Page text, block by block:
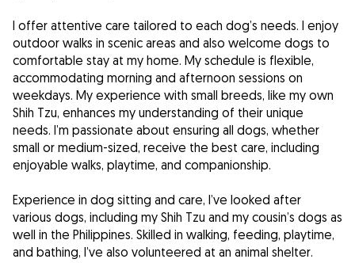
I offer attentive care tailored to each dog’s needs. I enjoy
outdoor walks in scenic areas and also welcome dogs to
comfortable stay at my home. My schedule is flexible,
accommodating morning and afternoon sessions on
weekdays. My experience with small breeds, like my own
Shih Tzu, enhances my understanding of their unique
needs. I’m passionate about ensuring all dogs, whether
small or medium-sized, receive the best care, including
enjoyable walks, playtime, and companionship.
Experience in dog sitting and care, I’ve looked after
various dogs, including my Shih Tzu and my cousin’s dogs as
well in the Philippines. Skilled in walking, feeding, playtime,
and bathing, I’ve also volunteered at an animal shelter.